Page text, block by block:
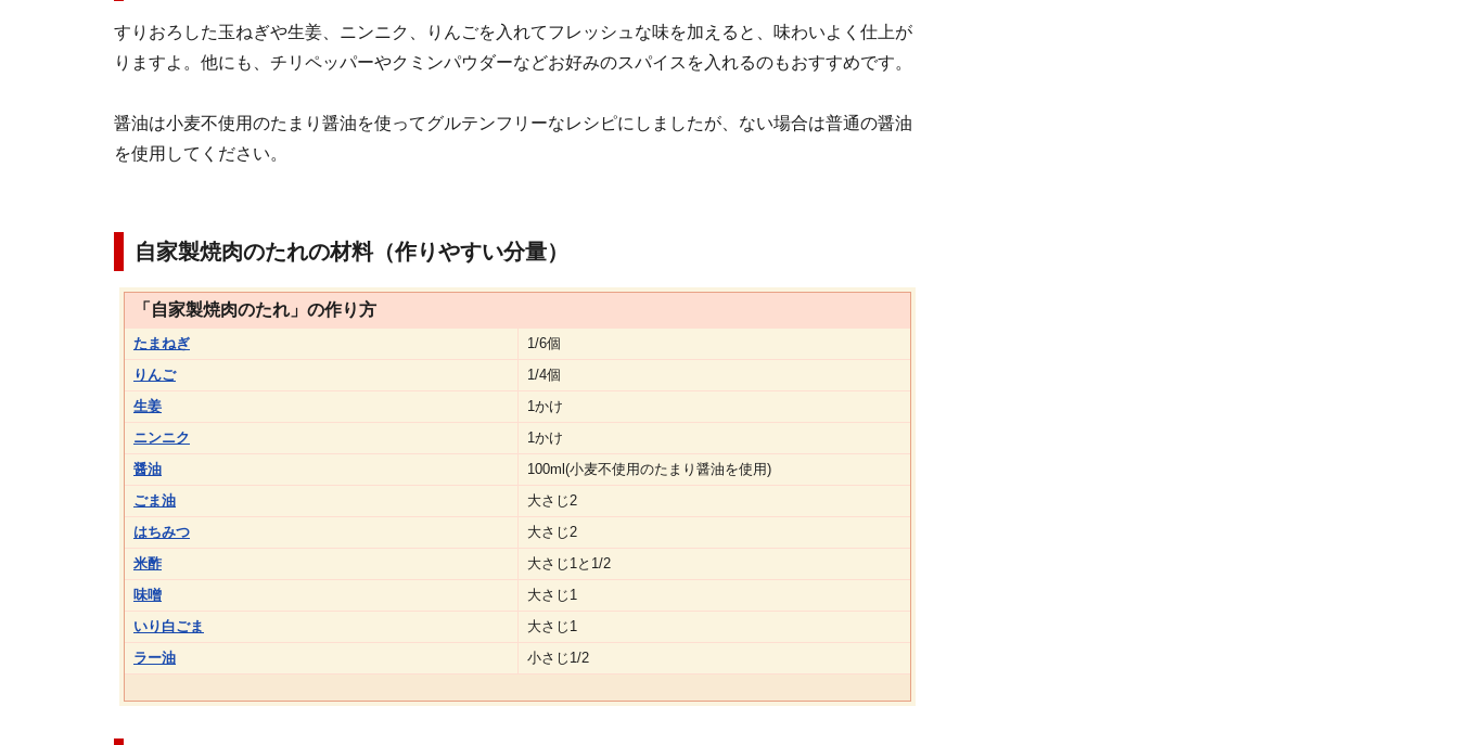
すりおろした玉ねぎや生姜、ニンニク、りんごを入れてフレッシュな味を加えると、味わいよく仕上が
りますよ。他にも、チリペッパーやクミンパウダーなどお好みのスパイスを入れるのもおすすめです。
醤油は小麦不使用のたまり醤油を使ってグルテンフリーなレシピにしましたが、ない場合は普通の醤油
を使用してください。
自家製焼肉のたれの材料（作りやすい分量）
「自家製焼肉のたれ」の作り方
たまねぎ
1/6個
りんご
1/4個
生姜
1かけ
ニンニク
1かけ
醤油
100ml(小麦不使用のたまり醤油を使用)
ごま油
大さじ2
はちみつ
大さじ2
米酢
大さじ1と1/2
味噌
大さじ1
いり白ごま
大さじ1
ラー油
小さじ1/2